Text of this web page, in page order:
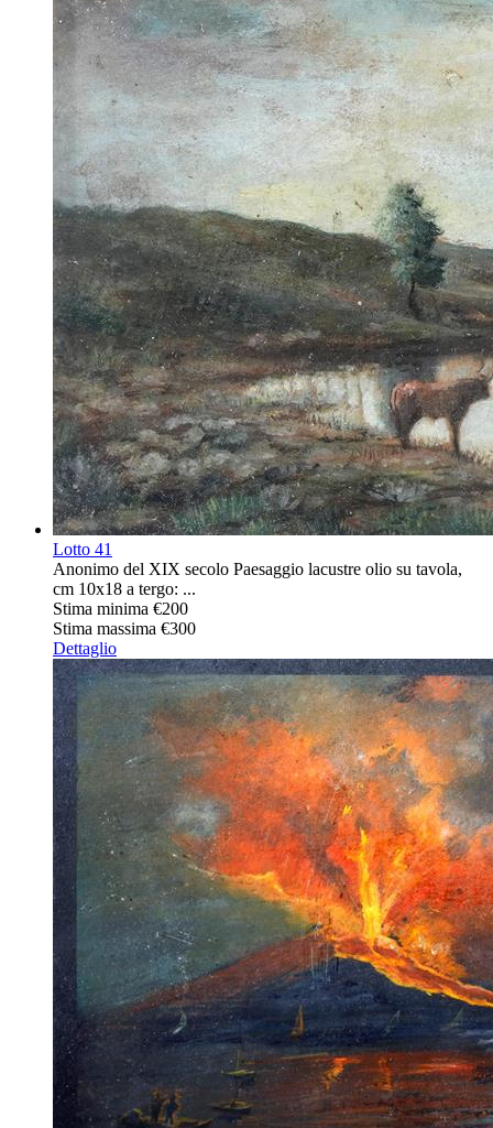
Lotto 41
Anonimo del XIX secolo Paesaggio lacustre olio su tavola,
cm 10x18 a tergo: ...
Stima minima €200
Stima massima €300
Dettaglio